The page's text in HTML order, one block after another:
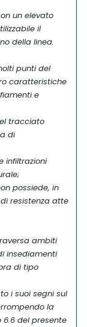
un elevato
il
della linea.
punti del
caratteristiche
e
tracciato
di
infiltrazioni
possiede, in
resistenza atte
ambiti
insediamenti
di tipo
i suoi segni sul
la
6.6 del presente